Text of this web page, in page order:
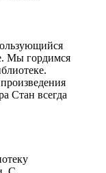
Мы гордимся
Стан всегда